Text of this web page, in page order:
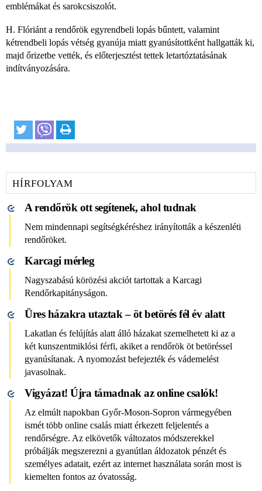
emblémákat és sarokcsiszolót.
H. Flóriánt a rendőrök egyrendbeli lopás bűntett, valamint
kétrendbeli lopás vétség gyanúja miatt gyanúsítottként hallgatták ki,
majd őrizetbe vették, és előterjesztést tettek letartóztatásának
indítványozására.​
HÍRFOLYAM
A rendőrök ott segítenek, ahol tudnak
Nem mindennapi segítségkéréshez irányították a készenléti
rendőröket.
Karcagi mérleg
Nagyszabású körözési akciót tartottak a Karcagi
Rendőrkapitányságon.
Üres házakra utaztak – öt betörés fél év alatt
Lakatlan és felújítás alatt álló házakat szemelhetett ki az a
két kunszentmiklósi férfi, akiket a rendőrök öt betöréssel
gyanúsítanak. A nyomozást befejezték és vádemelést
javasolnak.
Vigyázat! Újra támadnak az online csalók!
Az elmúlt napokban Győr-Moson-Sopron vármegyében
ismét több online csalás miatt érkezett feljelentés a
rendőrségre. Az elkövetők változatos módszerekkel
próbálják megszerezni a gyanútlan áldozatok pénzét és
személyes adatait, ezért az internet használata során most is
kiemelten fontos az óvatosság.